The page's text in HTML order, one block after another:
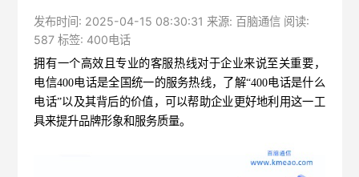
发布时间: 2025-04-15 08:30:31 来源: 百脑通信 阅读:
587 标签: 400电话
拥有一个高效且专业的客服热线对于企业来说至关重要，
电信400电话是全国统一的服务热线，了解“400电话是什么
电话”以及其背后的价值，可以帮助企业更好地利用这一工
具来提升品牌形象和服务质量。